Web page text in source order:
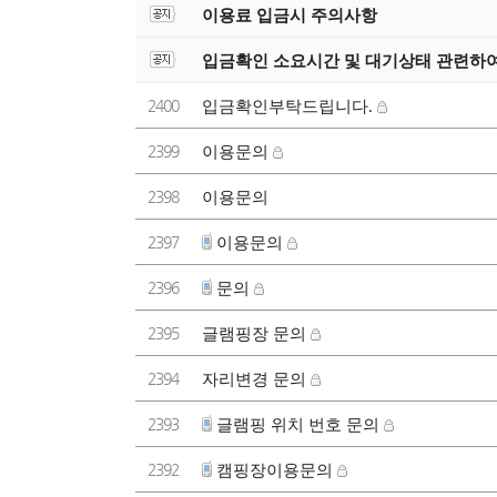
이용료 입금시 주의사항
입금확인 소요시간 및 대기상태 관련하
2400 입금확인부탁드립니다.
2399 이용문의
2398 이용문의
2397 이용문의
2396 문의
2395 글램핑장 문의
2394 자리변경 문의
2393 글램핑 위치 번호 문의
2392 캠핑장이용문의